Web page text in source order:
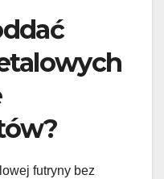
futryny bez